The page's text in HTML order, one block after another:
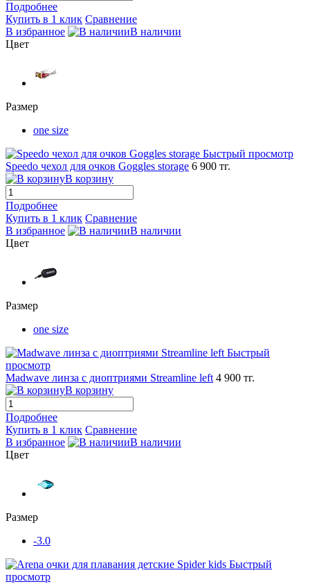
Подробнее
Купить в 1 клик Сравнение
В избранное
В наличии
Цвет
Размер
one size
Быстрый просмотр
Speedo чехол для очков Goggles storage 6 900 тг.
В корзину
Подробнее
Купить в 1 клик Сравнение
В избранное
В наличии
Цвет
Размер
one size
Быстрый
просмотр
Madwave линза с диоптриями Streamline left 4 900 тг.
В корзину
Подробнее
Купить в 1 клик Сравнение
В избранное
В наличии
Цвет
Размер
-3.0
Быстрый
просмотр